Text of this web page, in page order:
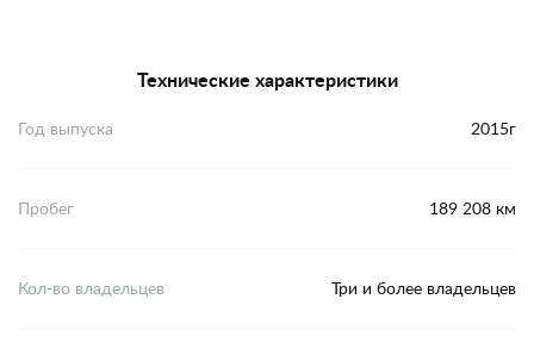
Технические характеристики
Год выпуска 2015г
Пробег 189 208 км
Кол-во владельцев Три и более владельцев